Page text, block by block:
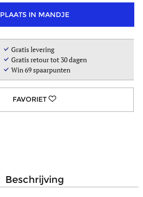
PLAATS IN MANDJE
Gratis levering
Gratis retour tot 30 dagen
Win69spaarpunten
beschrijving